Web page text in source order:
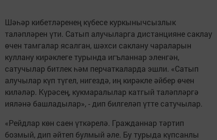
Шәһәр кибетләренең күбесе куркынычсызлык
таләпләрен үти. Сатып алучыларга дистанцияне саклау
өчен тамгалар ясалган, шәхси саклану чараларын
куллану кирәклеге турында игъланнар эленгән,
сатучылар битлек һәм перчаткаларда эшли. «Сатып
алучылар күп түгел, нигездә, иң кирәкле әйбер өчен
киләләр. Күрәсең, кукмаралылар катгый таләпләргә
ияләнә башладылар», - дип билгеләп үтте сатучылар.
«Рейдлар көн саен үткәрелә. Гражданнар тәртип
бозмый, дип әйтеп булмый әле. Бу турыда күпсанлы